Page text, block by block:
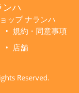
ンハ
ップ ナランハ
規約・同意事項
店舗
Reserved.